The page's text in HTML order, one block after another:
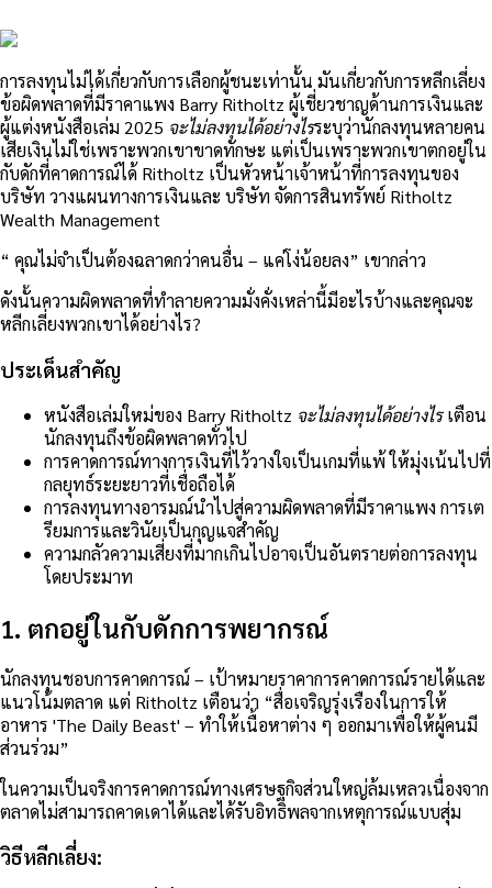
การลงทุนไม่ได้เกี่ยวกับการเลือกผู้ชนะเท่านั้น มันเกี่ยวกับการหลีกเลี่ยง
ข้อผิดพลาดที่มีราคาแพง Barry Ritholtz ผู้เชี่ยวชาญด้านการเงินและ
ผู้แต่งหนังสือเล่ม 2025 จะไม่ลงทุนได้อย่างไรระบุว่านักลงทุนหลายคน
เสียเงินไม่ใช่เพราะพวกเขาขาดทักษะ แต่เป็นเพราะพวกเขาตกอยู่ใน
กับดักที่คาดการณ์ได้ Ritholtz เป็นหัวหน้าเจ้าหน้าที่การลงทุนของ
บริษัท วางแผนทางการเงินและ บริษัท จัดการสินทรัพย์ Ritholtz
Wealth Management
“ คุณไม่จำเป็นต้องฉลาดกว่าคนอื่น – แค่โง่น้อยลง” เขากล่าว
ดังนั้นความผิดพลาดที่ทำลายความมั่งคั่งเหล่านี้มีอะไรบ้างและคุณจะ
หลีกเลี่ยงพวกเขาได้อย่างไร?
ประเด็นสำคัญ
หนังสือเล่มใหม่ของ Barry Ritholtz จะไม่ลงทุนได้อย่างไรเตือน
นักลงทุนถึงข้อผิดพลาดทั่วไป
การคาดการณ์ทางการเงินที่ไว้วางใจเป็นเกมที่แพ้ ให้มุ่งเน้นไปที่
กลยุทธ์ระยะยาวที่เชื่อถือได้
การลงทุนทางอารมณ์นำไปสู่ความผิดพลาดที่มีราคาแพง การเต
รียมการและวินัยเป็นกุญแจสำคัญ
ความกลัวความเสี่ยงที่มากเกินไปอาจเป็นอันตรายต่อการลงทุน
โดยประมาท
1. ตกอยู่ในกับดักการพยากรณ์
นักลงทุนชอบการคาดการณ์ – เป้าหมายราคาการคาดการณ์รายได้และ
แนวโน้มตลาด แต่ Ritholtz เตือนว่า “สื่อเจริญรุ่งเรืองในการให้
อาหาร 'The Daily Beast' – ทำให้เนื้อหาต่าง ๆ ออกมาเพื่อให้ผู้คนมี
ส่วนร่วม”
ในความเป็นจริงการคาดการณ์ทางเศรษฐกิจส่วนใหญ่ล้มเหลวเนื่องจาก
ตลาดไม่สามารถคาดเดาได้และได้รับอิทธิพลจากเหตุการณ์แบบสุ่ม
วิธีหลีกเลี่ยง: